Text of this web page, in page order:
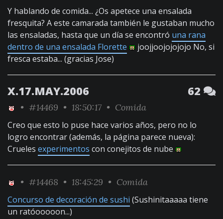
Y hablando de comida... ¿Os apetece una ensalada
fresquita? A este camarada también le gustaban mucho
las ensaladas, hasta que un día se encontró una rana
dentro de una ensalada Florette
joojjoojojojojo No, si
fresca estaba... (gracias Jose)
X.17.MAY.2006 62
• #14469 • 18:50:17 • Comida
Creo que esto lo puse hace varios años, pero no lo
logro encontrar (además, la página parece nueva):
Crueles experimentos con conejitos de nube
• #14468 • 18:45:29 • Comida
Concurso de decoración de sushi (Sushinitaaaaa tiene
un ratóooooon...)